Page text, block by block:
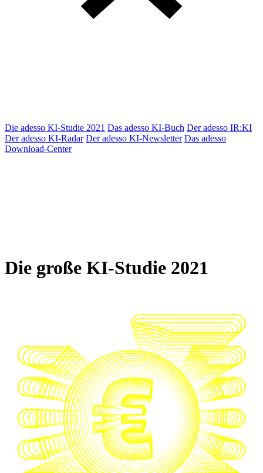
Die adesso KI-Studie 2021 Das adesso KI-Buch Der adesso IR:KI
Der adesso KI-Radar Der adesso KI-Newsletter Das adesso
Download-Center
Die große KI-Studie 2021